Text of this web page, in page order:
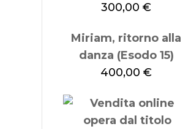
300,00€
Miriam, ritorno alla
danza (Esodo 15)
400,00€